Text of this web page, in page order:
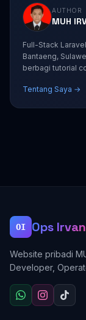
AUTHOR
MUH
Full-Stack
Bantaeng,
berbagi tutorial
Tentang Saya →
OI Ops Irvan
Website pribadi
Developer,